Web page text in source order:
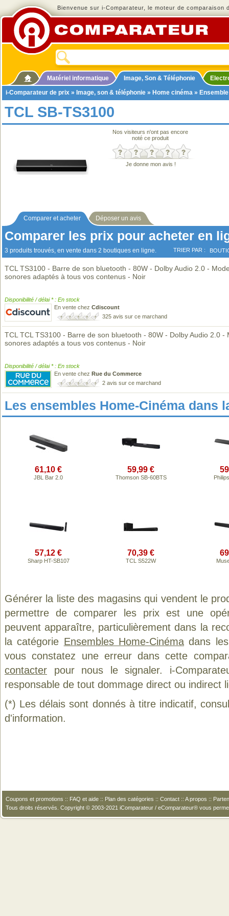
Bienvenue sur i-Comparateur, le moteur de comparaison
Matériel informatique Image, Son & Téléphonie
i-Comparateur de prix » Image, son & téléphonie » Home cinéma »
TCL SB-TS3100
Nos visiteurs n'ont pas encore
noté ce produit
Je donne mon avis !
Comparer et acheter Déposer un avis
Comparer les prix pour acheter en
3 produits trouvés, en vente dans 2 boutiques en ligne. TRIER PAR :
TCL TS3100 - Barre de son bluetooth - 80W - Dolby Audio 2.0 -
sonores adaptés à tous vos contenus - Noir
Disponibilité / délai * : En stock
En vente chez Cdiscount
325 avis sur ce marchand
TCL TCL TS3100 - Barre de son bluetooth - 80W - Dolby Audio 2.0 -
sonores adaptés a tous vos contenus - Noir
Disponibilité / délai * : En stock
En vente chez Rue du Commerce
2 avis sur ce marchand
Les ensembles Home-Cinéma dans
61,10 €
JBL Bar 2.0
59,99 €
Thomson SB-60BTS
57,12 €
Sharp HT-SB107
70,39 €
TCL S522W
Générer la liste des magasins qui vendent le
permettre de comparer les prix est une
peuvent apparaître, particulièrement dans la
la catégorie Ensembles Home-Cinémadans les
vous constatez une erreur dans cette
contacter pour nous le signaler. i-
responsable de tout dommage direct ou indirect
(*) Les délais sont donnés à titre indicatif,
d'information.
Coupons et promotions :: FAQ et aide :: Plan des catégories :: Contact :: A propos ::
Tous droits réservés. Copyright © 2003-2021 iComparateur / eComparateur® vous